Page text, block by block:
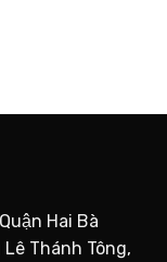
Hai Bà
Thánh Tông,